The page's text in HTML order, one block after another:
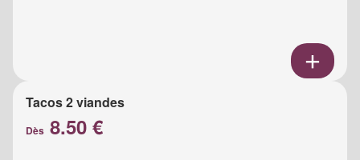
Tacos 2 viandes
Dès 8.50 €